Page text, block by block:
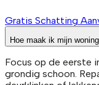
Gratis Schatting
Hoe maak ik mijn
Focus op de eerste
grondig schoon.